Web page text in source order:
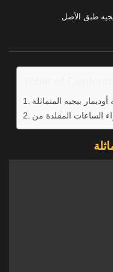
طبق الأصل
بيجيه المتماثلة